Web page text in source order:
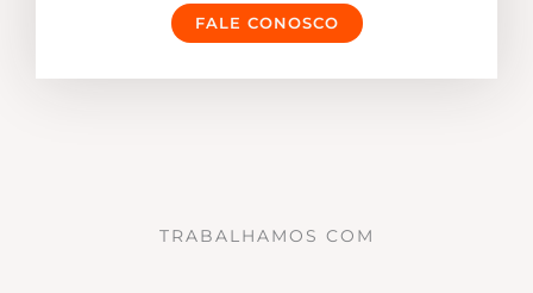
FALE CONOSCO
TRABALHAMOS COM